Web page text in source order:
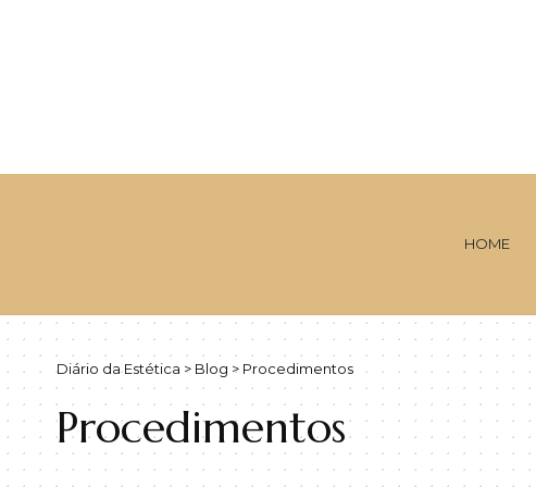
HOME
Diário da Estética > Blog > Procedimentos
Procedimentos